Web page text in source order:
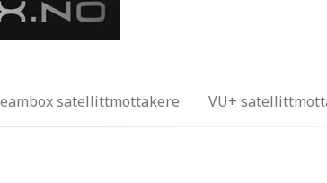
satellittmottakere VU+